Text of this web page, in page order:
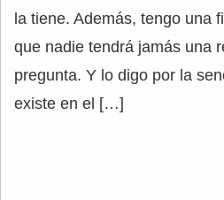
la tiene. Además, tengo una
que nadie tendrá jamás una
pregunta. Y lo digo por la
existe en el […]